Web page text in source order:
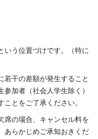
いう位置づけです。（特に
若干の差額が発生すること
参加者（社会人学生除く）
とをご了承ください。
席の場合、キャンセル料を
あらかじめご承知おきくだ